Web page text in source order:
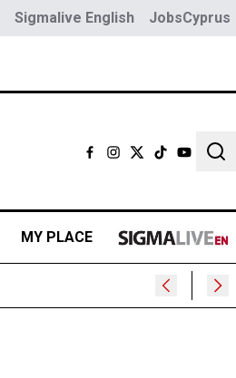
Sigmalive English JobsCyprus
MY PLACE